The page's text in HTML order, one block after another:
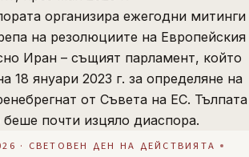
организира ежегодни митинги
на резолюциите на Европейския
Иран – същият парламент, който
18 януари 2023 г. за определяне на
от Съвета на ЕС. Тълпата
почти изцяло диаспора.
· СВЕТОВЕН ДЕН НА ДЕЙСТВИЯТА